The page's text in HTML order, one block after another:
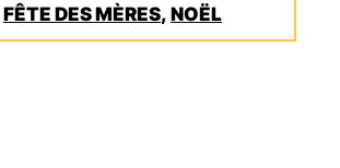
FÊTE DES MÈRES, NOËL